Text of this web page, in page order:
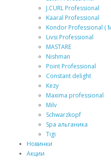
J.CURL Professional
Kaaral Professional
Kondor Professional (
Livsi Professional
MASTARE
Nishman
Point Professional
Constant delight
Kezy
Maxima professional
Milv
Schwarzkopf
Spa альганика
Tigi
Новинки
Акции